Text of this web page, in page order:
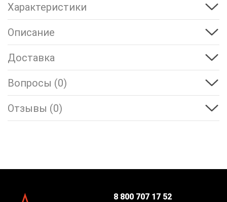
Характеристики
Описание
Доставка
Вопросы (0)
Отзывы (0)
8 800 707 17 52